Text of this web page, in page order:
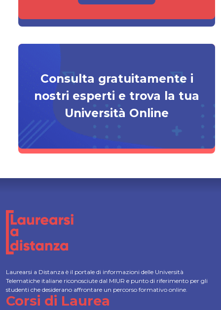
Consulta gratuitamente i
nostri esperti e trova la tua
Università Online
Laurearsi a Distanza è il portale di informazioni delle Università
Telematiche italiane riconosciute dal MIUR e punto di riferimento per gli
studenti che desiderano affrontare un percorso formativo online.
Corsi di Laurea